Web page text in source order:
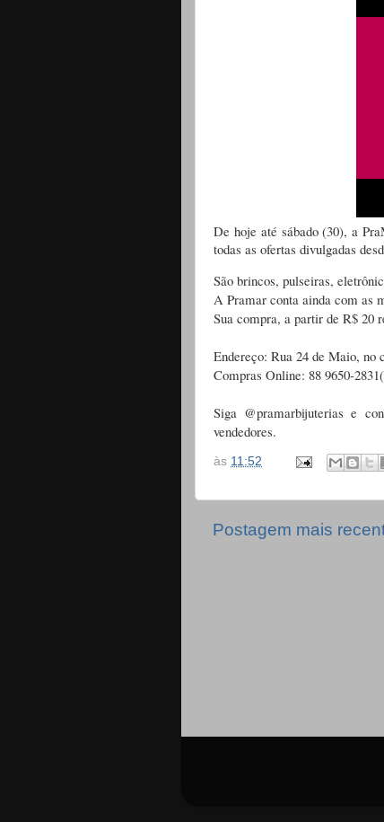
De hoje até sábado (30), a
todas as ofertas divulgadas
São brincos, pulseiras,
A Pramar conta ainda com as
Sua compra, a partir de R$ 20
Endereço: Rua 24 de Maio,
Compras Online: 88 9650-
Siga @pramarbijuterias e
vendedores.
às 11:52
Postagem mais